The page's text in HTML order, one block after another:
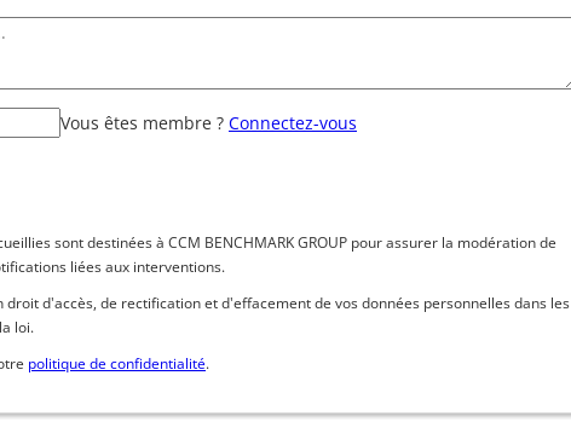
Vous êtes membre ? Connectez-vous
sont destinées à CCM BENCHMARK GROUP pour assurer la modération de
liées aux interventions.
droit d'accès, de rectification et d'effacement de vos données personnelles dans les
loi.
politique de confidentialité.